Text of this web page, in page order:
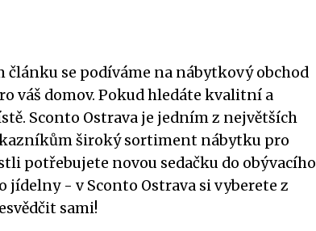
článku se podíváme na nábytkový obchod
váš domov. Pokud hledáte kvalitní a
Sconto Ostrava je jedním z největších
široký sortiment nábytku pro
potřebujete novou sedačku do obývacího
- v Sconto Ostrava si vyberete z
sami!